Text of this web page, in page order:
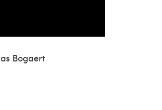
Bogaert